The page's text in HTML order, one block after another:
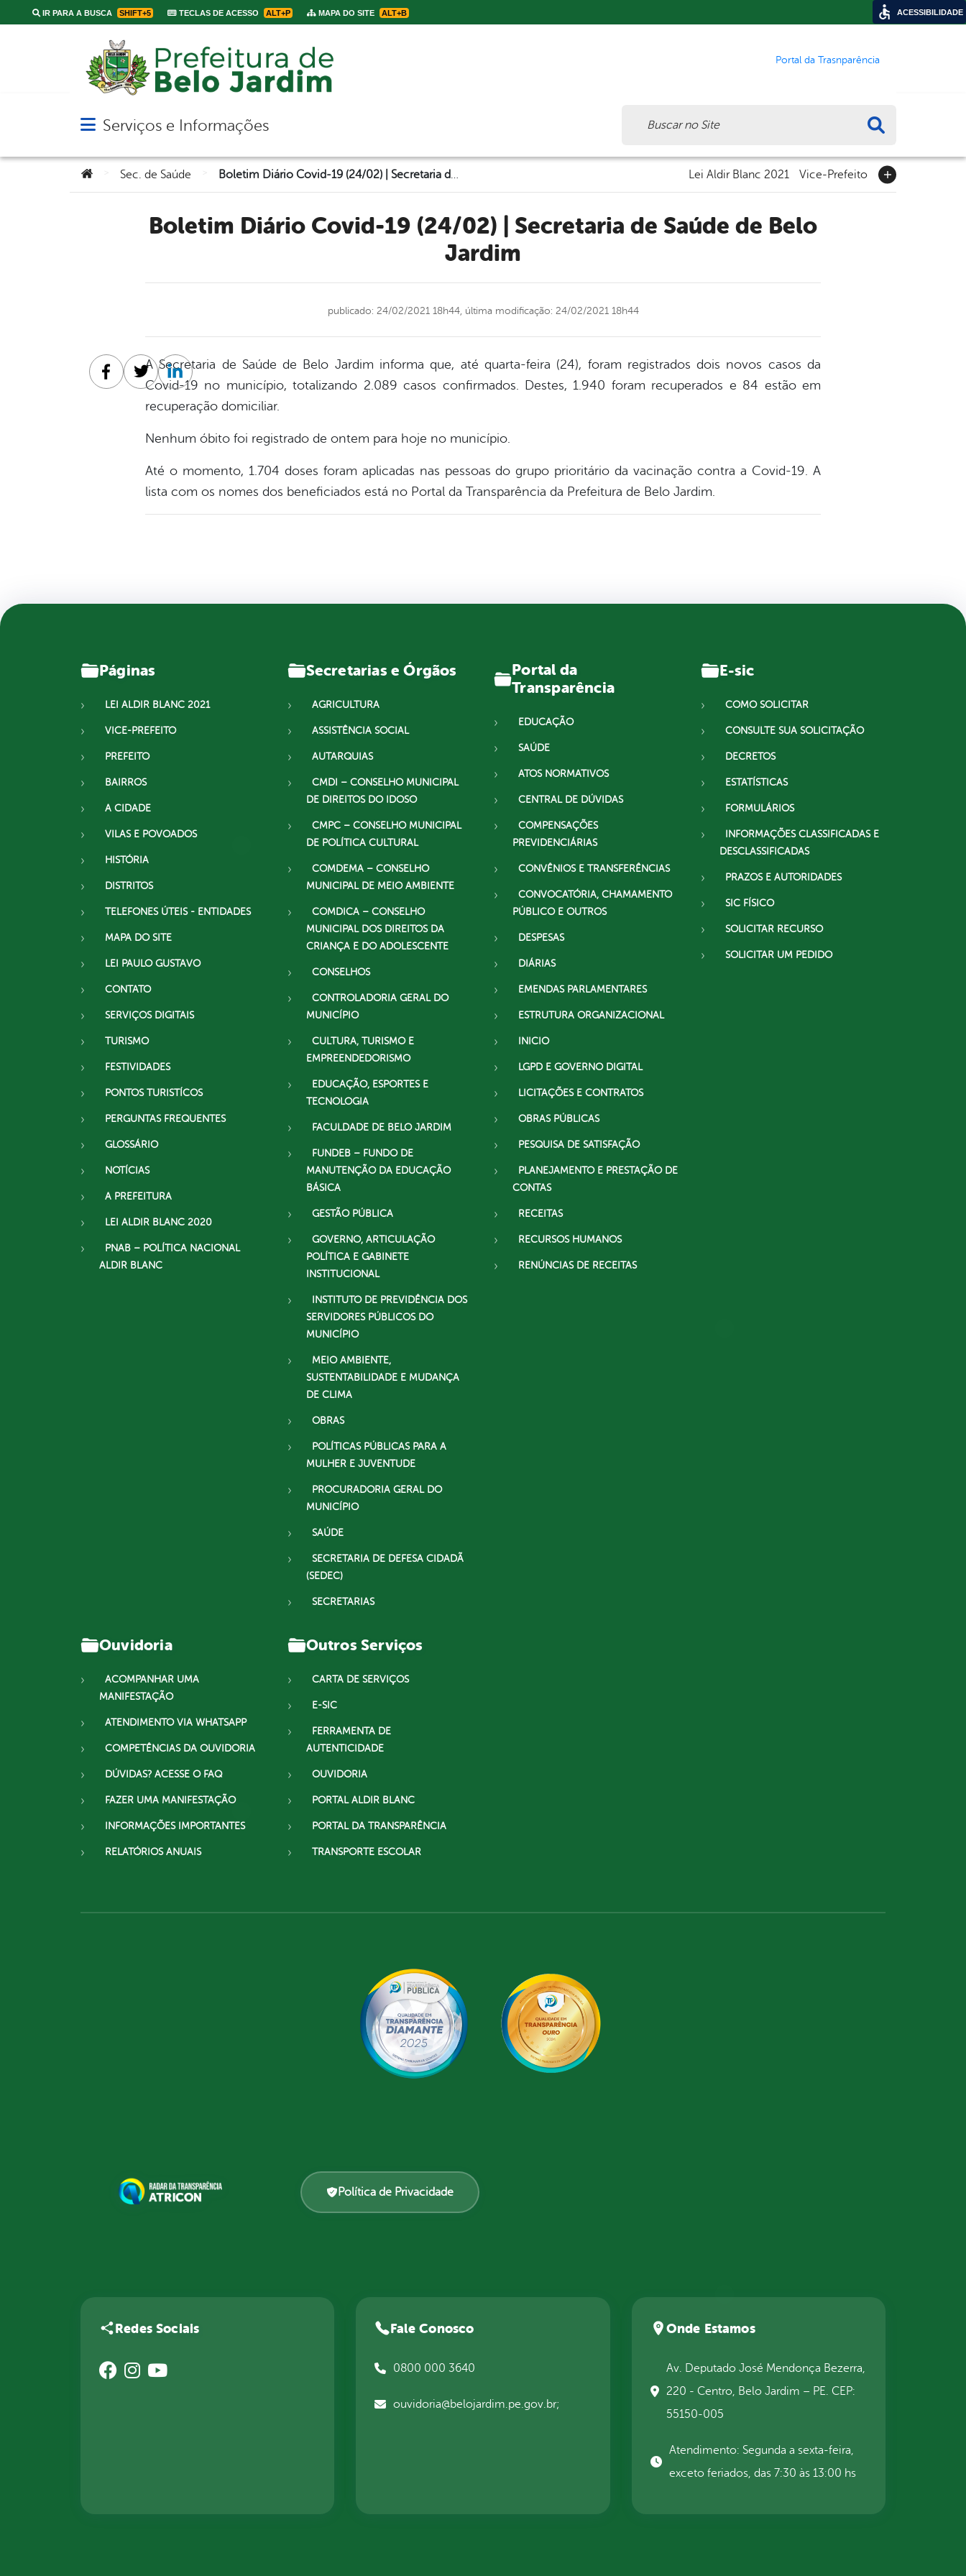
IR PARA A BUSCA SHIFT+5 TECLAS DE ACESSO ALT+P MAPA DO SITE ALT+B
Portal da Trasnparência
Abrir menu principal de navegação
Serviços e Informações
Você está aqui:Sec. de Saúde Lei Aldir Blanc 2021 Vice-Prefeito
Boletim Diário Covid-19 (24/02) | Secretaria de Saúde de Belo
Jardim
publicado: 24/02/2021 18h44, última modificação: 24/02/2021 18h44
A Secretaria de Saúde de Belo Jardim informa que, até quarta-feira (24), foram registrados dois novos casos da
Covid-19 no município, totalizando 2.089 casos confirmados. Destes, 1.940 foram recuperados e 84 estão em
recuperação domiciliar.
Nenhum óbito foi registrado de ontem para hoje no município.
Até o momento, 1.704 doses foram aplicadas nas pessoas do grupo prioritário da vacinação contra a Covid-19. A
lista com os nomes dos beneficiados está no Portal da Transparência da Prefeitura de Belo Jardim.
Facebook
TwitterLinkedin
Páginas
LEI ALDIR BLANC 2021
VICE-PREFEITO
PREFEITO
BAIRROS
A CIDADE
VILAS E POVOADOS
HISTÓRIA
DISTRITOS
TELEFONES ÚTEIS - ENTIDADES
MAPA DO SITE
LEI PAULO GUSTAVO
CONTATO
SERVIÇOS DIGITAIS
TURISMO
FESTIVIDADES
PONTOS TURISTÍCOS
PERGUNTAS FREQUENTES
GLOSSÁRIO
NOTÍCIAS
A PREFEITURA
LEI ALDIR BLANC 2020
PNAB – POLÍTICA NACIONAL
ALDIR BLANC
Secretarias e Órgãos
AGRICULTURA
ASSISTÊNCIA SOCIAL
AUTARQUIAS
CMDI – CONSELHO MUNICIPAL
DE DIREITOS DO IDOSO
CMPC – CONSELHO MUNICIPAL
DE POLÍTICA CULTURAL
COMDEMA – CONSELHO
MUNICIPAL DE MEIO AMBIENTE
COMDICA – CONSELHO
MUNICIPAL DOS DIREITOS DA
CRIANÇA E DO ADOLESCENTE
CONSELHOS
CONTROLADORIA GERAL DO
MUNICÍPIO
CULTURA, TURISMO E
EMPREENDEDORISMO
EDUCAÇÃO, ESPORTES E
TECNOLOGIA
FACULDADE DE BELO JARDIM
FUNDEB – FUNDO DE
MANUTENÇÃO DA EDUCAÇÃO
BÁSICA
GESTÃO PÚBLICA
GOVERNO, ARTICULAÇÃO
POLÍTICA E GABINETE
INSTITUCIONAL
INSTITUTO DE PREVIDÊNCIA DOS
SERVIDORES PÚBLICOS DO
MUNICÍPIO
MEIO AMBIENTE,
SUSTENTABILIDADE E MUDANÇA
DE CLIMA
OBRAS
POLÍTICAS PÚBLICAS PARA A
MULHER E JUVENTUDE
PROCURADORIA GERAL DO
MUNICÍPIO
SAÚDE
SECRETARIA DE DEFESA CIDADÃ
(SEDEC)
SECRETARIAS
Portal da
Transparência
EDUCAÇÃO
SAÚDE
ATOS NORMATIVOS
CENTRAL DE DÚVIDAS
COMPENSAÇÕES
PREVIDENCIÁRIAS
CONVÊNIOS E TRANSFERÊNCIAS
CONVOCATÓRIA, CHAMAMENTO
PÚBLICO E OUTROS
DESPESAS
DIÁRIAS
EMENDAS PARLAMENTARES
ESTRUTURA ORGANIZACIONAL
INICIO
LGPD E GOVERNO DIGITAL
LICITAÇÕES E CONTRATOS
OBRAS PÚBLICAS
PESQUISA DE SATISFAÇÃO
PLANEJAMENTO E PRESTAÇÃO DE
CONTAS
RECEITAS
RECURSOS HUMANOS
RENÚNCIAS DE RECEITAS
E-sic
COMO SOLICITAR
CONSULTE SUA SOLICITAÇÃO
DECRETOS
ESTATÍSTICAS
FORMULÁRIOS
INFORMAÇÕES CLASSIFICADAS E
DESCLASSIFICADAS
PRAZOS E AUTORIDADES
SIC FÍSICO
SOLICITAR RECURSO
SOLICITAR UM PEDIDO
Ouvidoria
ACOMPANHAR UMA
MANIFESTAÇÃO
ATENDIMENTO VIA WHATSAPP
COMPETÊNCIAS DA OUVIDORIA
DÚVIDAS? ACESSE O FAQ
FAZER UMA MANIFESTAÇÃO
INFORMAÇÕES IMPORTANTES
RELATÓRIOS ANUAIS
Outros Serviços
CARTA DE SERVIÇOS
E-SIC
FERRAMENTA DE
AUTENTICIDADE
OUVIDORIA
PORTAL ALDIR BLANC
PORTAL DA TRANSPARÊNCIA
TRANSPORTE ESCOLAR
Política de Privacidade
Redes Sociais Fale Conosco
0800 000 3640
ouvidoria@belojardim.pe.gov.br;
Onde Estamos
Av. Deputado José Mendonça Bezerra,
220 - Centro, Belo Jardim – PE. CEP:
55150-005
Atendimento: Segunda a sexta-feira,
exceto feriados, das 7:30 às 13:00 hs
ACESSIBILIDADE